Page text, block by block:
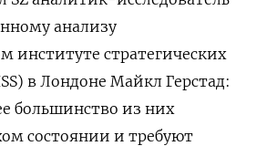
анализу
институте стратегических
в Лондоне Майкл Герстад:
большинство из них
состоянии и требуют